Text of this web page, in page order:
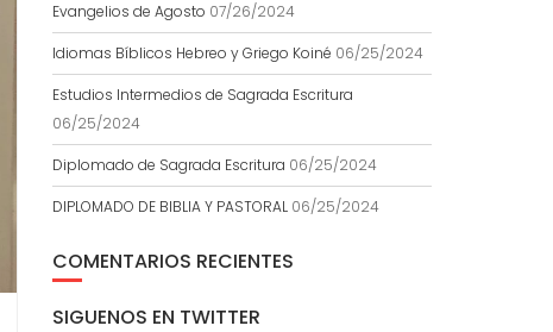
Evangelios de Agosto 07/26/2024
Idiomas Bíblicos Hebreo y Griego Koiné 06/25/2024
Estudios Intermedios de Sagrada Escritura
06/25/2024
Diplomado de Sagrada Escritura 06/25/2024
DIPLOMADO DE BIBLIA Y PASTORAL 06/25/2024
COMENTARIOS RECIENTES
SIGUENOS EN TWITTER